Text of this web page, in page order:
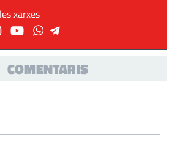
xarxes
COMENTARIS